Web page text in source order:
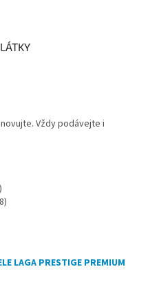
Vždy podávejte i
LAGA PRESTIGE PREMIUM